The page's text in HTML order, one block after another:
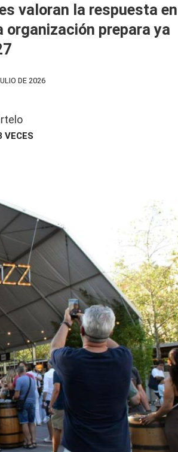
valoran la respuesta en
prepara ya
DE 2026
VECES